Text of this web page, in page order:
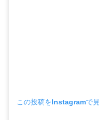
この投稿をInstagramで